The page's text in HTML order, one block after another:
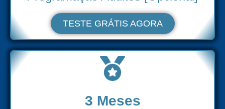
TESTE GRÁTIS AGORA
3 Meses